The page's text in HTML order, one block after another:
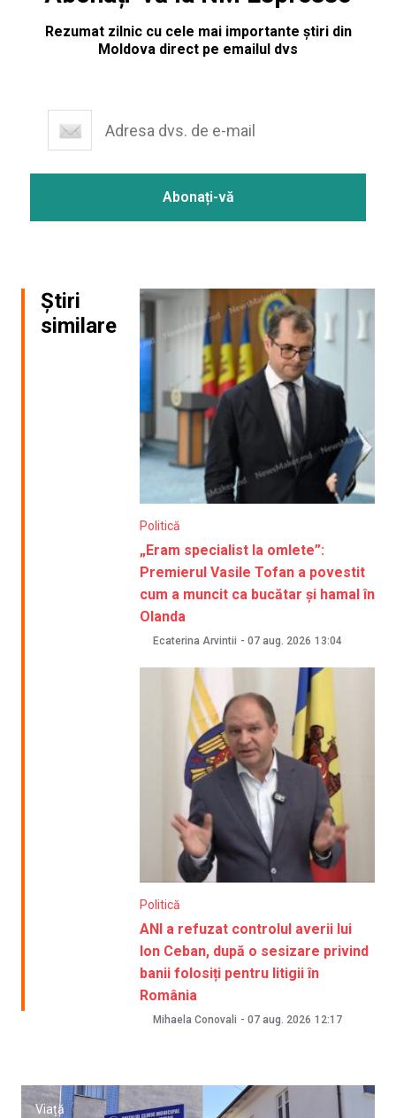
Rezumat zilnic cu cele mai importante știri din
Moldova direct pe emailul dvs
Știri
similare
Politică
„Eram specialist la omlete”:
Premierul Vasile Tofan a povestit
cum a muncit ca bucătar și hamal în
Olanda
Ecaterina Arvintii - 07 aug. 2026 13:04
Politică
ANI a refuzat controlul averii lui
Ion Ceban, după o sesizare privind
banii folosiți pentru litigii în
România
Mihaela Conovali - 07 aug. 2026 12:17
Viață